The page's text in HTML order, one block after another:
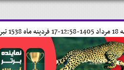
17 فردينه ماه 1538 تبری